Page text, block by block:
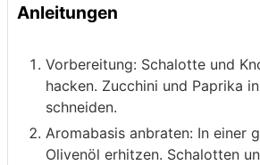
Anleitungen
Vorbereitung: Schalotte und
hacken. Zucchini und Paprika
schneiden.
Aromabasis anbraten: In einer
Olivenöl erhitzen. Schalotten